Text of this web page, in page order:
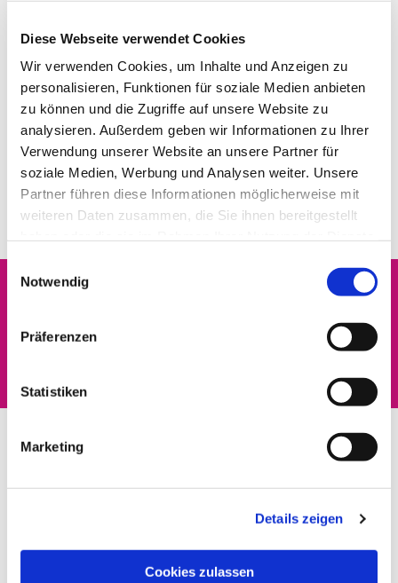
Diese Webseite verwendet Cookies
Wir verwenden Cookies, um Inhalte und Anzeigen zu
personalisieren, Funktionen für soziale Medien anbieten
zu können und die Zugriffe auf unsere Website zu
analysieren. Außerdem geben wir Informationen zu Ihrer
Verwendung unserer Website an unsere Partner für
soziale Medien, Werbung und Analysen weiter. Unsere
Partner führen diese Informationen möglicherweise mit
weiteren Daten zusammen, die Sie ihnen bereitgestellt
Einwilligungsauswahl
Notwendig
Präferenzen
Statistiken
Marketing
Details zeigen
Cookies zulassen
Konfirmandenunterricht in der 8. Klasse deutlich
besser vorbereitet. Sie kennen bereits wichtige
biblische Geschichten, kirchliche Räume und
Grundformen des Glaubens — und können dadurch als
Jugendliche leichter an das anknüpfen, was sie als
Kinder erlebt haben.